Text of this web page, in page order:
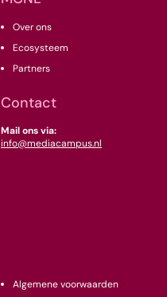
Over ons
Ecosysteem
Partners
Contact
Mail ons via:
info@mediacampus.nl
Algemene voorwaarden